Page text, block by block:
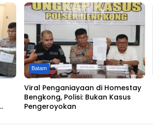
Batam
Viral Penganiayaan di Homestay
Bengkong, Polisi: Bukan Kasus
Pengeroyokan